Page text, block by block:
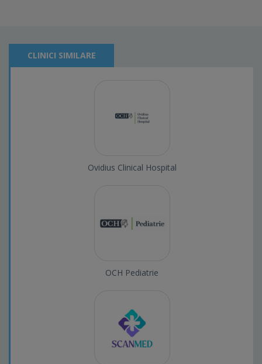
CLINICI SIMILARE
Ovidius Clinical Hospital
OCH Pediatrie